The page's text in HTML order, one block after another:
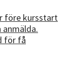
före kursstart
för få